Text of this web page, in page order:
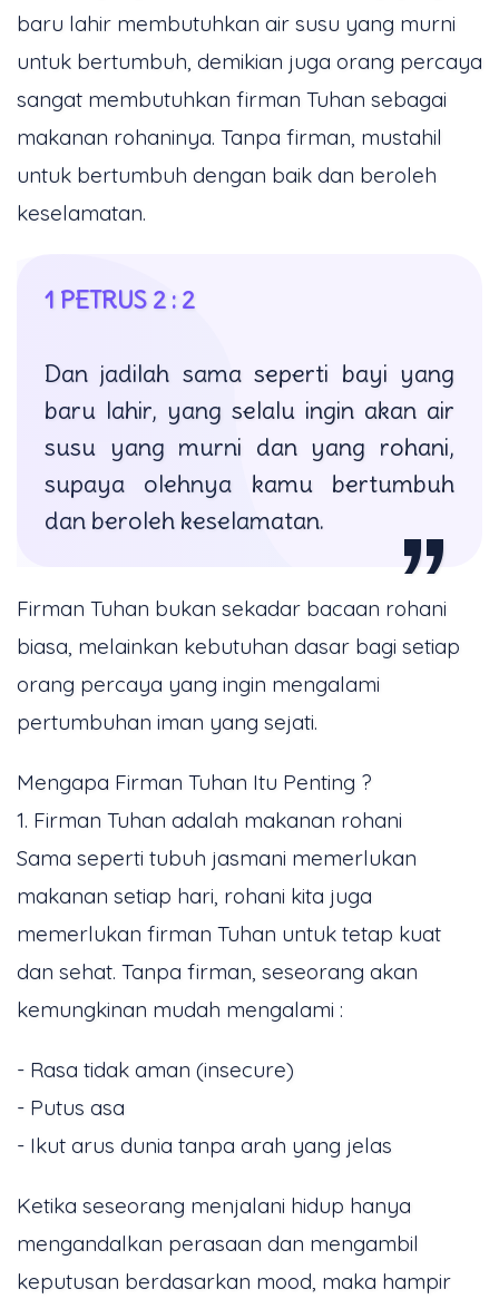
baru lahir membutuhkan air susu yang murni
untuk bertumbuh, demikian juga orang percaya
sangat membutuhkan firman Tuhan sebagai
makanan rohaninya. Tanpa firman, mustahil
untuk bertumbuh dengan baik dan beroleh
keselamatan.
1 PETRUS 2 : 2
Dan jadilah sama seperti bayi yang
baru lahir, yang selalu ingin akan air
susu yang murni dan yang rohani,
supaya olehnya kamu bertumbuh
dan beroleh keselamatan.
Firman Tuhan bukan sekadar bacaan rohani
biasa, melainkan kebutuhan dasar bagi setiap
orang percaya yang ingin mengalami
pertumbuhan iman yang sejati.
Mengapa Firman Tuhan Itu Penting ?
1. Firman Tuhan adalah makanan rohani
Sama seperti tubuh jasmani memerlukan
makanan setiap hari, rohani kita juga
memerlukan firman Tuhan untuk tetap kuat
dan sehat. Tanpa firman, seseorang akan
kemungkinan mudah mengalami :
- Rasa tidak aman (insecure)
- Putus asa
- Ikut arus dunia tanpa arah yang jelas
Ketika seseorang menjalani hidup hanya
mengandalkan perasaan dan mengambil
keputusan berdasarkan mood, maka hampir